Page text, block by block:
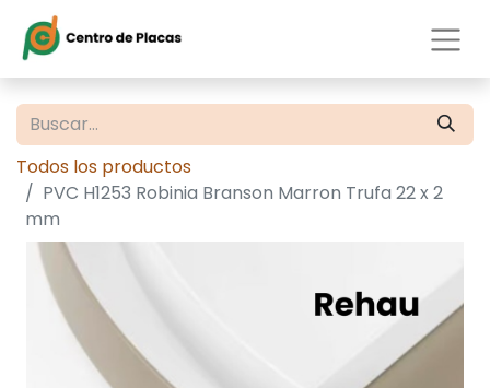
Todos los productos
PVC H1253 Robinia Branson Marron Trufa 22 x 2
mm